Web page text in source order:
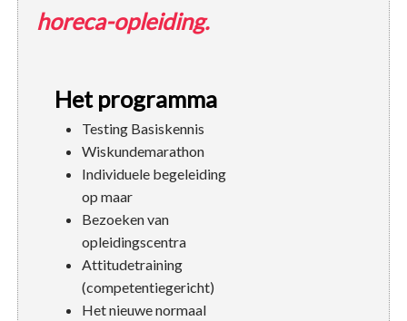
horeca-opleiding.
Het programma
Testing Basiskennis
Wiskundemarathon
Individuele begeleiding
op maar
Bezoeken van
opleidingscentra
Attitudetraining
(competentiegericht)
Het nieuwe normaal